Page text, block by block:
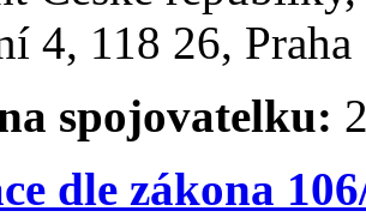
4, 118 26,
spojovatelku:
dle zákona